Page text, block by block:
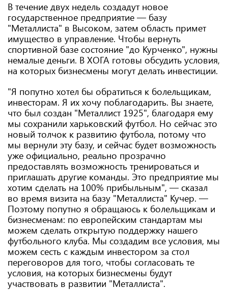
В течение двух недель создадут новое
государственное предприятие — базу
"Металлиста" в Высоком, затем область примет
имущество в управление. Чтобы вернуть
спортивной базе состояние "до Курченко", нужны
немалые деньги. В ХОГА готовы обсудить условия,
на которых бизнесмены могут делать инвестиции.
"Я попутно хотел бы обратиться к болельщикам,
инвесторам. Я их хочу поблагодарить. Вы знаете,
что был создан "Металлист 1925", благодаря ему
мы сохранили харьковский футбол. Но сейчас это
новый толчок к развитию футбола, потому что
мы вернули эту базу, и сейчас будет возможность
уже официально, реально прозрачно
предоставлять возможность тренироваться и
приглашать другие команды. Это предприятие мы
хотим сделать на 100% прибыльным", — сказал
во время визита на базу "Металлиста" Кучер. —
Поэтому попутно я обращаюсь к болельщикам и
бизнесменам: по европейским стандартам мы
можем сделать открытую поддержку нашего
футбольного клуба. Мы создадим все условия, мы
можем сесть с каждым инвестором за стол
переговоров для того, чтобы согласовать те
условия, на которых бизнесмены будут
участвовать в развитии "Металлиста".